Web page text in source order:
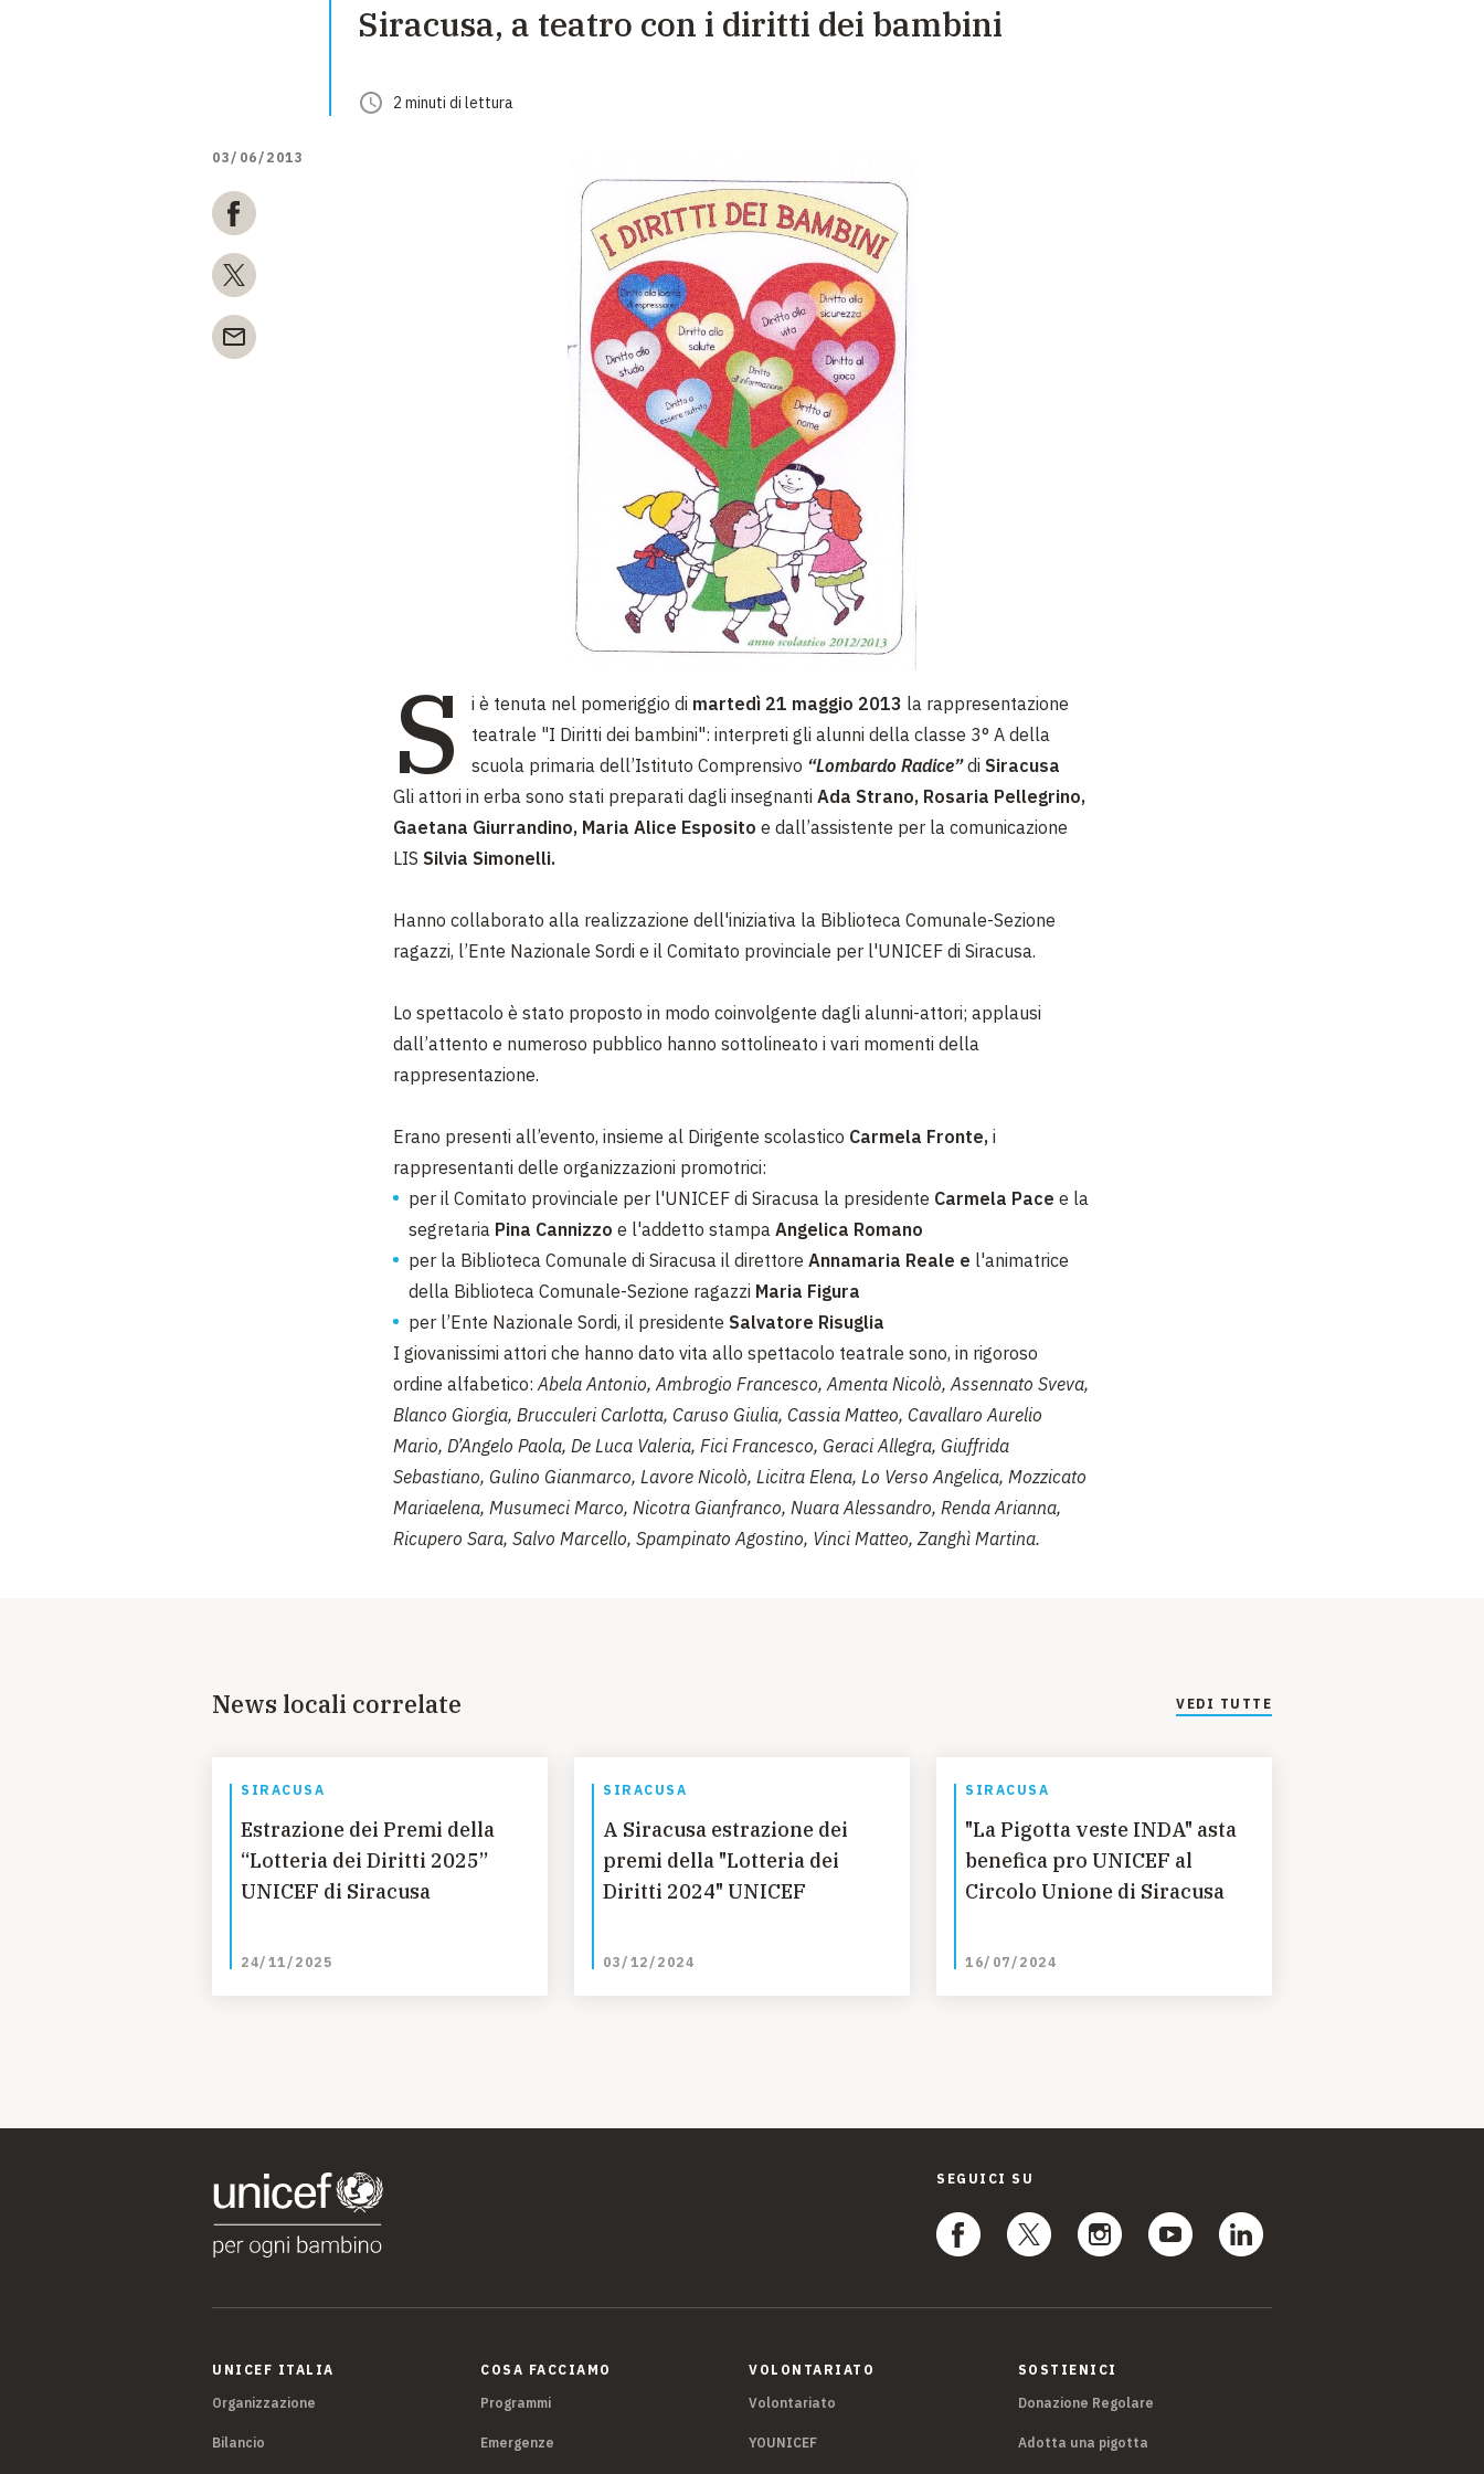
EMERGENZE
DIVERSI MODI PER DONARE. SCEGLI IL PIÙ
Siracusa, a teatro con i diritti dei bambini
2 minuti di lettura
03/06/2013
S i è tenuta nel pomeriggio di martedì 21 maggio 2013 la rappresentazione
teatrale "I Diritti dei bambini": interpreti gli alunni della classe 3° A della
scuola primaria dell’Istituto Comprensivo “Lombardo Radice”di Siracusa
Gli attori in erba sono stati preparati dagli insegnanti Ada Strano, Rosaria Pellegrino,
Gaetana Giurrandino, Maria Alice Esposito e dall’assistente per la comunicazione
LIS Silvia Simonelli.
Hanno collaborato alla realizzazione dell'iniziativa la Biblioteca Comunale-Sezione
ragazzi, l’Ente Nazionale Sordi e il Comitato provinciale per l'UNICEF di Siracusa.
Lo spettacolo è stato proposto in modo coinvolgente dagli alunni-attori; applausi
dall’attento e numeroso pubblico hanno sottolineato i vari momenti della
rappresentazione.
Erano presenti all’evento, insieme al Dirigente scolastico Carmela Fronte, i
rappresentanti delle organizzazioni promotrici:
per il Comitato provinciale per l'UNICEF di Siracusa la presidente Carmela Pace e la
segretaria Pina Cannizzo e l'addetto stampa Angelica Romano
per la Biblioteca Comunale di Siracusa il direttore Annamaria Reale e l'animatrice
della Biblioteca Comunale-Sezione ragazzi Maria Figura
per l’Ente Nazionale Sordi, il presidente Salvatore Risuglia
I giovanissimi attori che hanno dato vita allo spettacolo teatrale sono, in rigoroso
ordine alfabetico:Abela Antonio, Ambrogio Francesco, Amenta Nicolò, Assennato Sveva,
Blanco Giorgia, Brucculeri Carlotta, Caruso Giulia, Cassia Matteo, Cavallaro Aurelio
Mario, D’Angelo Paola, De Luca Valeria, Fici Francesco, Geraci Allegra, Giuffrida
Sebastiano, Gulino Gianmarco, Lavore Nicolò, Licitra Elena, Lo Verso Angelica, Mozzicato
Mariaelena, Musumeci Marco, Nicotra Gianfranco, Nuara Alessandro, Renda Arianna,
Ricupero Sara, Salvo Marcello, Spampinato Agostino, Vinci Matteo, Zanghì Martina.
News locali correlate VEDI TUTTE
SIRACUSA
Estrazione dei Premi della
“Lotteria dei Diritti 2025”
UNICEF di Siracusa
24/11/2025
SIRACUSA
A Siracusa estrazione dei
premi della "Lotteria dei
Diritti 2024" UNICEF
03/12/2024
SIRACUSA
"La Pigotta veste INDA" asta
benefica pro UNICEF al
Circolo Unione di Siracusa
16/07/2024
SEGUICI SU
UNICEF ITALIA
Organizzazione
Bilancio
COSA FACCIAMO
Programmi
Emergenze
VOLONTARIATO
Volontariato
YOUNICEF
SOSTIENICI
Donazione Regolare
Adotta una pigotta